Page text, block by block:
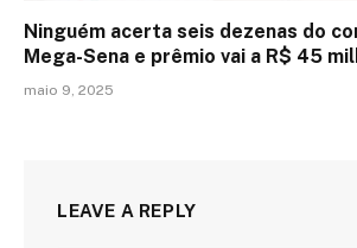
Ninguém acerta seis dezenas do
Mega-Sena e prêmio vai a R$ 45
maio 9, 2025
LEAVE A REPLY